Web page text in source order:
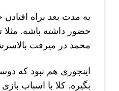
یه مدت بعد براه
حضور داشته باشه.
محمد در میرفت
اینجوری هم نبود که
بگیره. کلا با اسباب